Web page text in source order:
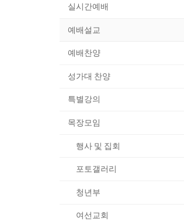
실시간예배
예배설교
예배찬양
성가대 찬양
특별강의
목장모임
행사 및 집회
포토갤러리
청년부
여선교회